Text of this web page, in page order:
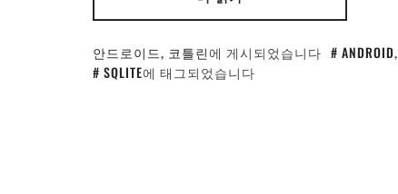
안드로이드, 코틀린에 게시되었습니다 ANDROID,
SQLITE에 태그되었습니다